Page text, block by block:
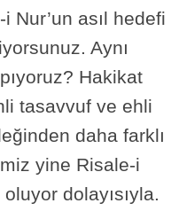
Nur’un asıl hedefi
Aynı
Hakikat
tasavvuf ve ehli
daha farklı
yine Risale-i
dolayısıyla.